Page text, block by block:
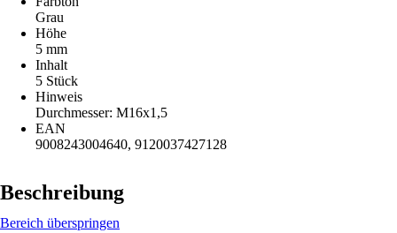
Grau
Höhe
5 mm
Inhalt
5 Stück
Hinweis
Durchmesser: M16x1,5
EAN
9008243004640, 9120037427128
Beschreibung
Bereich überspringen